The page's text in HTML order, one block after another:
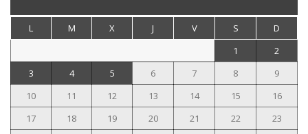
L M X J V S
D
1
2
3
4 5 6 7 8
9
10
11 12 13 14 15
16
17
18 19 20 21 22
23